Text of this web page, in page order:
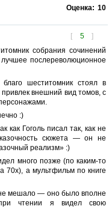
Оценка: 10
[ 5 ]
собрания сочинений
послереволюционное
шеститомник стоял в
внешний вид томов, с
:)
как Гоголь писал так, как не
сюжета — он не
реализм» :)
много позже (по каким-то
70х), а мультфильм по книге
не мешало — оно было вполне
чтении я видел свою